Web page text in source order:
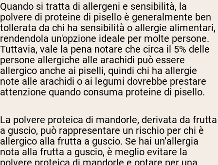
Quando si tratta di allergeni e sensibilità, la
polvere di proteine di pisello è generalmente ben
tollerata da chi ha sensibilità o allergie alimentari,
rendendola un'opzione ideale per molte persone.
Tuttavia, vale la pena notare che circa il 5% delle
persone allergiche alle arachidi può essere
allergico anche ai piselli, quindi chi ha allergie
note alle arachidi o ai legumi dovrebbe prestare
attenzione quando consuma proteine di pisello.
La polvere proteica di mandorle, derivata da frutta
a guscio, può rappresentare un rischio per chi è
allergico alla frutta a guscio. Se hai un’allergia
nota alla frutta a guscio, è meglio evitare la